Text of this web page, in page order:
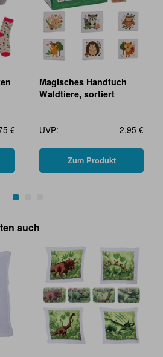
€
Magisches Handtuch
Waldtiere, sortiert
UVP: 2,95 €
Zum Produkt
auch